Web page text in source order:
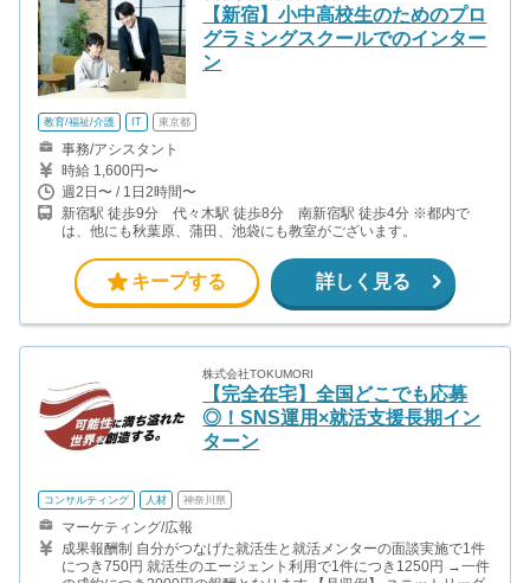
【新宿】小中高校生のためのプロ
グラミングスクールでのインター
ン
教育/福祉/介護 IT 東京都
事務/アシスタント
時給 1,600円〜
週2日〜 / 1日2時間〜
新宿駅 徒歩9分 代々木駅 徒歩8分 南新宿駅 徒歩4分 ※都内で
は、他にも秋葉原、蒲田、池袋にも教室がございます。
キープする 詳しく見る
株式会社TOKUMORI
【完全在宅】全国どこでも応募
◎！SNS運用×就活支援長期イン
ターン
コンサルティング 人材 神奈川県
マーケティング/広報
成果報酬制 自分がつなげた就活生と就活メンターの面談実施で1件
につき750円 就活生のエージェント利用で1件につき1250円 →一件